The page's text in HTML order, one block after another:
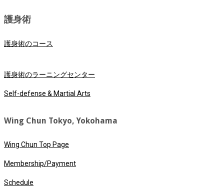
護身術
護身術のコース
護身術のラーニングセンター
Self-defense & Martial Arts
Wing Chun Tokyo, Yokohama
Wing Chun Top Page
Membership/Payment
Schedule